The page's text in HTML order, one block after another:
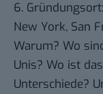
6.
New York, San
Warum? Wo
Unis? Wo ist
Unterschiede?